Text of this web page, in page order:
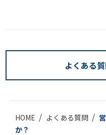
よくある
HOME よくある質問
か？